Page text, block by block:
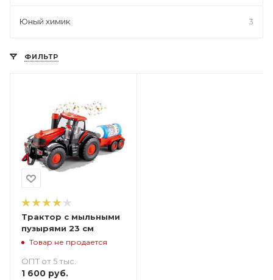
Юный химик 3
ФИЛЬТР
Трактор с мыльными
пузырями 23 см
Товар не продается
ОПТ от 5 тыс.
1 600 руб.